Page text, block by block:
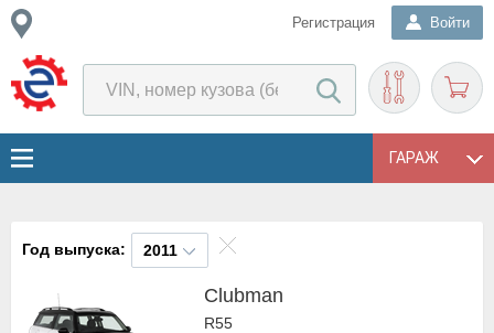
Регистрация Войти
ГАРАЖ
Год выпуска: 2011
Clubman
R55